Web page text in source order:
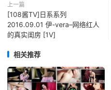
上一篇
[108酱TV]日系系列
2016.09.01 伊-vera–网络红人
的真实闺房 [1V]
相关推荐